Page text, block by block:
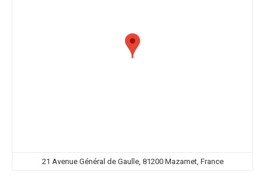
21 Avenue Général de Gaulle, 81200 Mazamet, France